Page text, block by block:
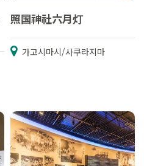
照国神社六月灯
가고시마시/사쿠라지마